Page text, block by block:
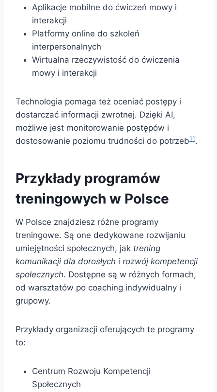
Aplikacje mobilne do ćwiczeń mowy i
interakcji
Platformy online do szkoleń
interpersonalnych
Wirtualna rzeczywistość do ćwiczenia
mowy i interakcji
Technologia pomaga też oceniać postępy i
dostarczać informacji zwrotnej. Dzięki AI,
możliwe jest monitorowanie postępów i
dostosowanie poziomu trudności do potrzeb11.
Przykłady programów
treningowych w Polsce
W Polsce znajdziesz różne programy
treningowe. Są one dedykowane rozwijaniu
umiejętności społecznych, jak trening
komunikacji dla dorosłych i rozwój kompetencji
społecznych. Dostępne są w różnych formach,
od warsztatów po coaching indywidualny i
grupowy.
Przykłady organizacji oferujących te programy
to:
Centrum Rozwoju Kompetencji
Społecznych